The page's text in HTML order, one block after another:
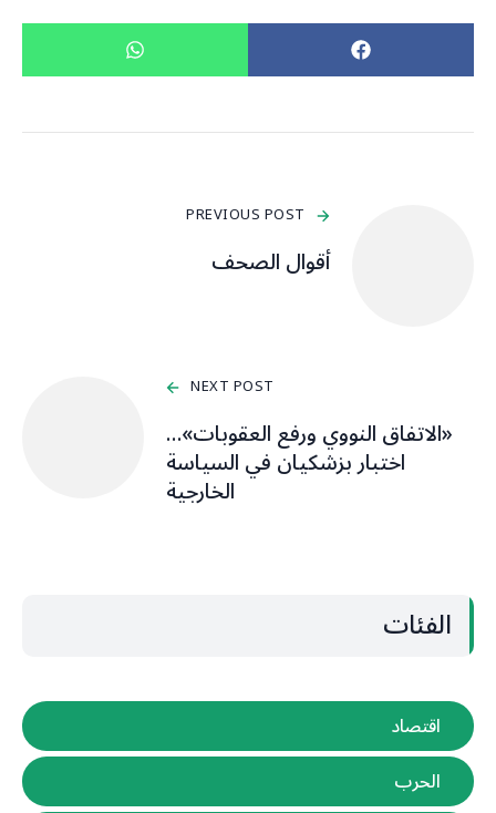
PREVIOUS POST
أقوال الصحف
NEXT POST
«الاتفاق النووي ورفع العقوبات»…
اختبار بزشكيان في السياسة
الخارجية
الفئات
اقتصاد
الحرب